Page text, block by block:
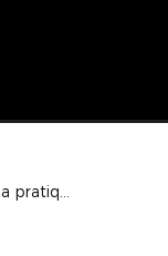
Futsal : les intérêts de la pratique (FFF 2019)